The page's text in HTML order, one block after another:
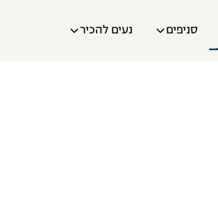
סניפים נעים להכיר